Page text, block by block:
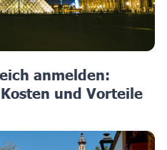
anmelden:
und Vorteile